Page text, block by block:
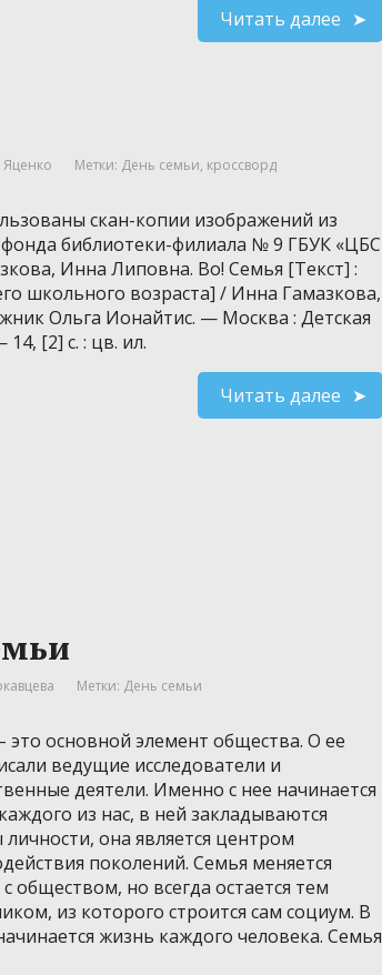
Читать далее
Яценко Метки: День семьи, кроссворд
скан-копии изображений из
библиотеки-филиала № 9 ГБУК «ЦБС
Инна Липовна. Во! Семья [Текст] :
школьного возраста] / Инна Гамазкова,
Ольга Ионайтис. — Москва : Детская
[2] с. : цв. ил.
Читать далее
Метки: День семьи
это основной элемент общества. О ее
ведущие исследователи и
деятели. Именно с нее начинается
из нас, в ней закладываются
она является центром
поколений. Семья меняется
обществом, но всегда остается тем
из которого строится сам социум. В
жизнь каждого человека. Семья